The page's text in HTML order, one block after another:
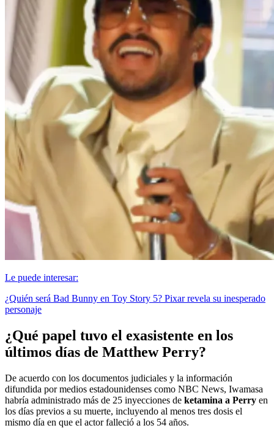
Le puede interesar:
¿Quién será Bad Bunny en Toy Story 5? Pixar revela su inesperado
personaje
¿Qué papel tuvo el exasistente en los
últimos días de Matthew Perry?
De acuerdo con los documentos judiciales y la información
difundida por medios estadounidenses como NBC News, Iwamasa
habría administrado más de 25 inyecciones de ketamina a Perry en
los días previos a su muerte, incluyendo al menos tres dosis el
mismo día en que el actor falleció a los 54 años.